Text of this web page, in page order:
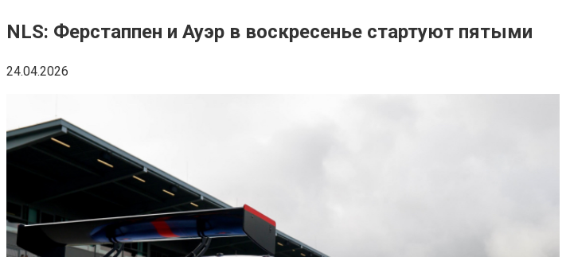
NLS: Ферстаппен и Ауэр в воскресенье стартуют пятыми
24.04.2026